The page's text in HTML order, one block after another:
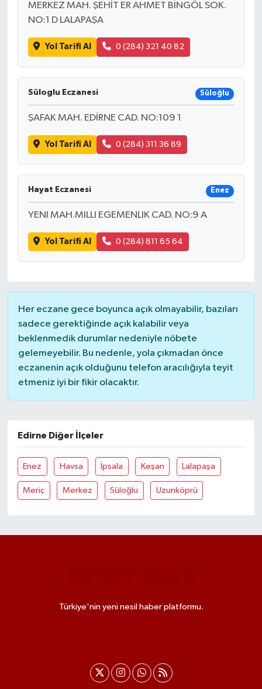
MERKEZ MAH. ŞEHİT ER AHMET BİNGÖL SOK.
NO:1 D LALAPAŞA
Yol Tarifi Al 0 (284) 321 40 82
Süloglu Eczanesi Süloğlu
ŞAFAK MAH. EDİRNE CAD. NO:109 1
Yol Tarifi Al 0 (284) 311 36 89
Hayat Eczanesi Enez
YENI MAH.MILLI EGEMENLIK CAD. NO:9 A
Yol Tarifi Al 0 (284) 811 65 64
Her eczane gece boyunca açık olmayabilir, bazıları
sadece gerektiğinde açık kalabilir veya
beklenmedik durumlar nedeniyle nöbete
gelemeyebilir. Bu nedenle, yola çıkmadan önce
eczanenin açık olduğunu telefon aracılığıyla teyit
etmeniz iyi bir fikir olacaktır.
Edirne Diğer İlçeler
Enez Havsa İpsala Keşan Lalapaşa
Meriç Merkez Süloğlu Uzunköprü
Türkiye'nin yeni nesil haber platformu.